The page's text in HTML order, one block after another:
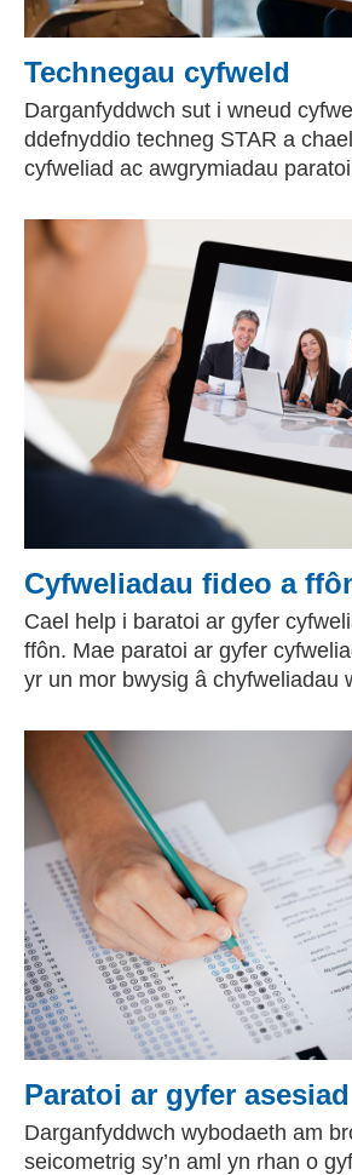
Technegau cyfweld
Darganfyddwch sut i wneud
ddefnyddio techneg STAR a
cyfweliad ac awgrymiadau
Cyfweliadau fideo a
Cael help i baratoi ar gyfer
ffôn. Mae paratoi ar gyfer
yr un mor bwysig â chyfweliadau
Paratoi ar gyfer asesiad
Darganfyddwch wybodaeth am
seicometrig sy’n aml yn rhan o